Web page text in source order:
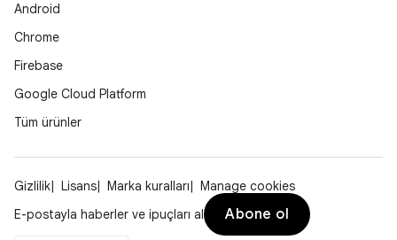
Android
Chrome
Firebase
Google Cloud Platform
Tüm ürünler
Gizlilik Lisans Marka kuralları
Manage cookies
E-postayla haberler ve ipuçları al
Abone ol